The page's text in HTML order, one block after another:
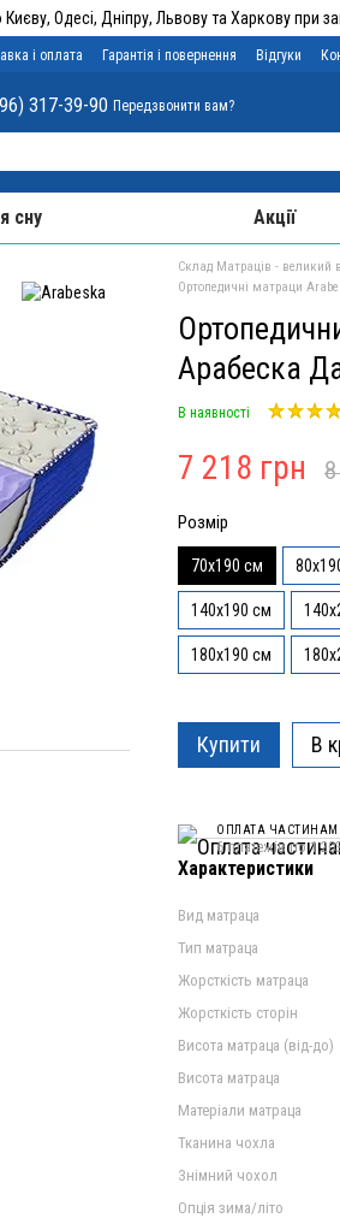
Одесі, Дніпру, Львову та Харкову при
і оплата Гарантія і повернення Відгуки
317-39-90 Передзвонити вам?
сну Акції
Склад Матраців - великий
Ортопедичні матраци
Арабеска
В наявності
7 218 грн
Розмір
70x190 см
140x190 см
180x190 см
Купити В
ОПЛАТА
6 платежів по 1
Характеристики
Вид матраца
Тип матраца
Жорсткість матраца
Жорсткість сторін
Висота матраца (від-до)
Висота матраца
Матеріали матраца
Тканина чохла
Знімний чохол
Опція зима/літо